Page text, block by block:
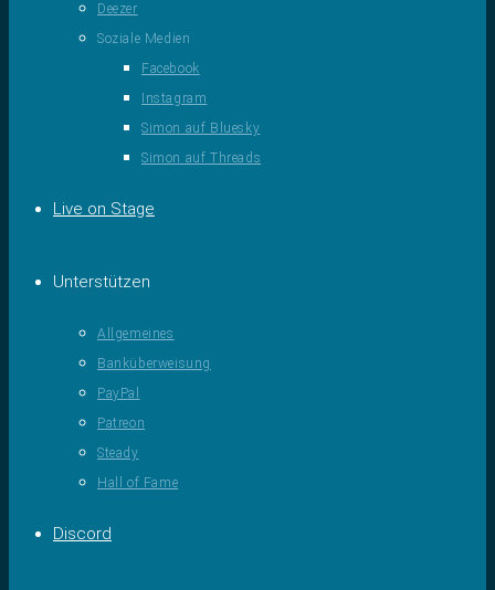
Deezer
Soziale Medien
Facebook
Instagram
Simon auf Bluesky
Simon auf Threads
Live on Stage
Unterstützen
Allgemeines
Banküberweisung
PayPal
Patreon
Steady
Hall of Fame
Discord